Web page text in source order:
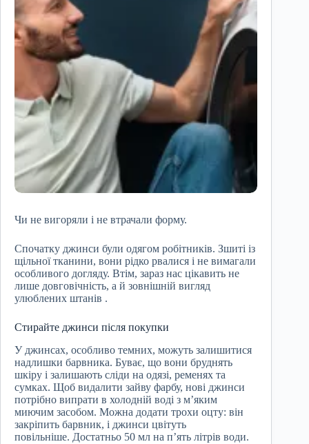
Чи не вигоряли і не втрачали форму.
Спочатку джинси були одягом робітників. Зшиті із
щільної тканини, вони рідко рвалися і не вимагали
особливого догляду. Втім, зараз нас цікавить не
лише довговічність, а й зовнішній вигляд
улюблених штанів .
Стирайте джинси після покупки
У джинсах, особливо темних, можуть залишитися
надлишки барвника. Буває, що вони бруднять
шкіру і залишають сліди на одязі, ременях та
сумках. Щоб видалити зайву фарбу, нові джинси
потрібно випрати в холодній воді з м’яким
миючим засобом. Можна додати трохи оцту: він
закріпить барвник, і джинси цвітуть
повільніше. Достатньо 50 мл на п’ять літрів води.